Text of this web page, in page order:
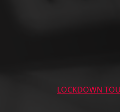
LOCKDOWN